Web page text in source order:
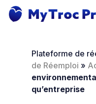
Skip
Plateforme de
de Réemploi »
qu’entreprise